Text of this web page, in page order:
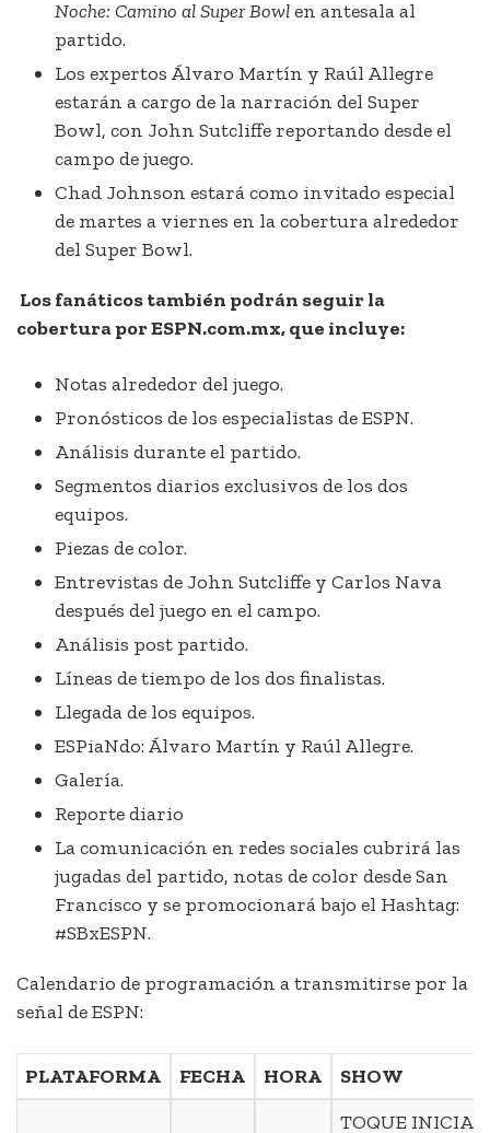
Noche: Camino al Super Bowlen antesala al
partido.
Los expertos Álvaro Martín y Raúl Allegre
estarán a cargo de la narración del Super
Bowl, con John Sutcliffe reportando desde el
campo de juego.
Chad Johnson estará como invitado especial
de martes a viernes en la cobertura alrededor
del Super Bowl.
Los fanáticos también podrán seguir la
cobertura por ESPN.com.mx, que incluye:
Notas alrededor del juego.
Pronósticos de los especialistas de ESPN.
Análisis durante el partido.
Segmentos diarios exclusivos de los dos
equipos.
Piezas de color.
Entrevistas de John Sutcliffe y Carlos Nava
después del juego en el campo.
Análisis post partido.
Líneas de tiempo de los dos finalistas.
Llegada de los equipos.
ESPiaNdo: Álvaro Martín y Raúl Allegre.
Galería.
Reporte diario
La comunicación en redes sociales cubrirá las
jugadas del partido, notas de color desde San
Francisco y se promocionará bajo el Hashtag:
#SBxESPN.
Calendario de programación a transmitirse por la
señal de ESPN:
PLATAFORMA FECHA HORA
SHOW
TOQUE INICIAL